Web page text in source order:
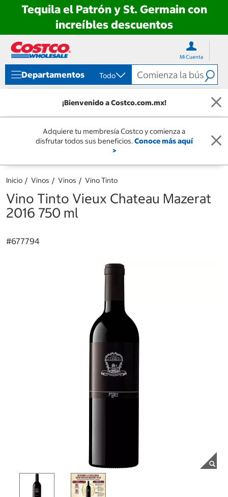
Tequila el Patrón y St. Germain con
increíbles descuentos
directo
contenido
directo
menú
navegación
Mi Cuenta
Departamentos Todo
¡Bienvenido a Costco.com.mx!
Adquiere tu membresía Costco y comienza a
disfrutar todos sus beneficios.Conoce más aquí
>
Inicio Vinos Vinos Vino Tinto
Vino Tinto Vieux Chateau Mazerat
2016 750 ml
#677794